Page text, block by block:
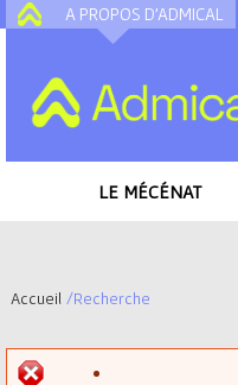
A PROPOS D'ADMICAL
LE MÉCÉNAT
Accueil /Recherche